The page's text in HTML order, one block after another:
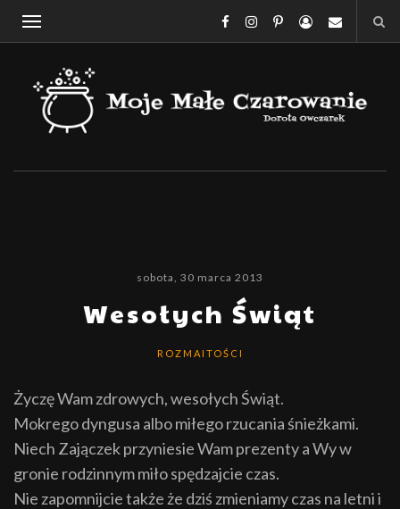
sobota, 30 marca 2013
Wesołych Świąt
ROZMAITOŚCI
ŻyczęWam zdrowych, wesołych Świąt.
Mokrego dyngusa albo miłego rzucania śnieżkami.
Niech Zajączek przyniesie Wam prezenty a Wy w
gronie rodzinnym miło spędzajcie czas.
Nie zapomnijcie także że dziś zmieniamy czas na letni i